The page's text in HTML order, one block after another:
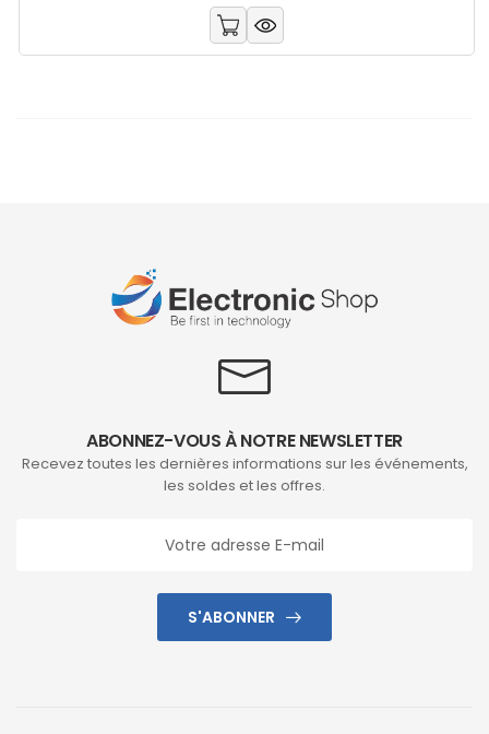
ABONNEZ-VOUS À NOTRE NEWSLETTER
Recevez toutes les dernières informations sur les événements,
les soldes et les offres.
S'ABONNER